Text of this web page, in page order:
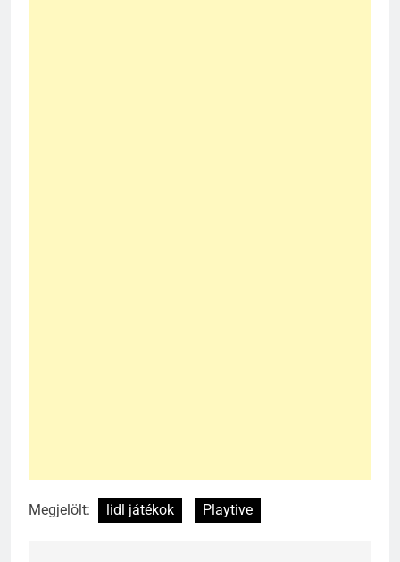
Megjelölt: lidl játékok Playtive